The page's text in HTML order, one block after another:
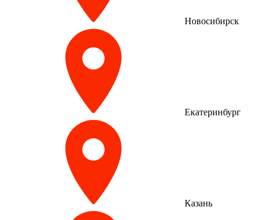
Новосибирск
Екатеринбург
Казань